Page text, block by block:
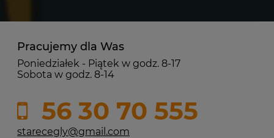
Pracujemy dla Was
Poniedziałek - Piątek w godz. 8-17
Sobota w godz. 8-14
56 30 70 555
starecegly@gmail.com